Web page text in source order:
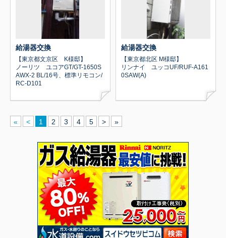
給湯器交換
【東京都文京区 K様邸】
ノーリツ ユコアGT/GT-1650S
AWX-2 BL/16号、標準リモコン/
RC-D101
給湯器交換
【東京都北区 M様邸】
リンナイ ユッコUF/RUF-A161
0SAW(A)
« < 1 2 3 4 5 > »